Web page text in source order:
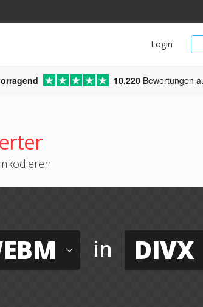
Login
10,220 Bewertungen
in DIVX